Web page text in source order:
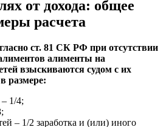
от дохода: общее
расчета
ст. 81 СК РФ при отсутствии
алименты на
взыскиваются судом с их
размере:
1/4;
– 1/2 заработка и (или) иного